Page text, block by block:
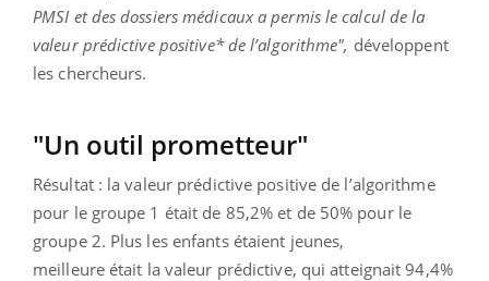
PMSI et des dossiers médicaux a permis le calcul de la
valeur prédictive positive* de l’algorithme", développent
les chercheurs.
"Un outil prometteur"
Résultat : la valeur prédictive positive de l’algorithme
pour le groupe 1 était de 85,2% et de 50% pour le
groupe 2. Plus les enfants étaient jeunes,
meilleure était la valeur prédictive, qui atteignait 94,4%